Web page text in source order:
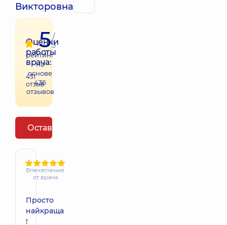
Викторовна
Оценки
работы
врача:
431
отзыв
5/
5
рейтинг
на
основе
436
отзывов
Оставить отзыв
Впечатление
от врача
Просто
найкраща
!